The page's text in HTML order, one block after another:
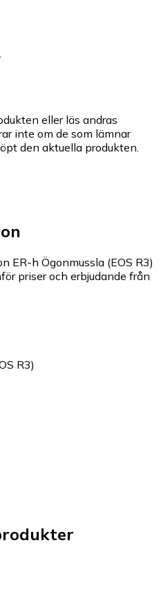
eller läs andras
inte om de som lämnar
den aktuella produkten.
ER-h Ögonmussla (EOS R3)
priser och erbjudande från
R3)